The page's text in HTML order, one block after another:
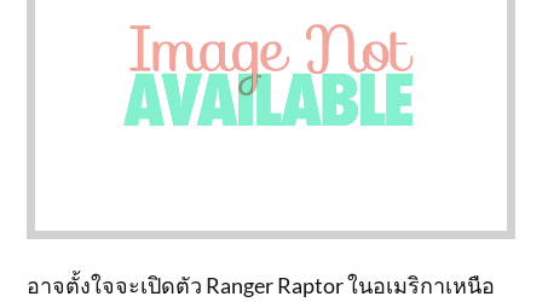
อาจตั้งใจจะเปิดตัว Ranger Raptor ในอเมริกาเหนือ